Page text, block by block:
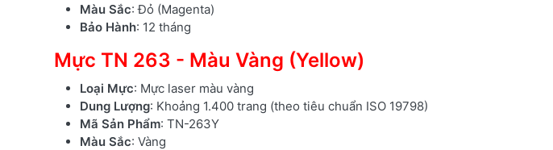
Màu Sắc: Đỏ (Magenta)
Bảo Hành: 12 tháng
Mực TN 263 - Màu Vàng (Yellow)
Loại Mực: Mực laser màu vàng
Dung Lượng: Khoảng 1.400 trang (theo tiêu chuẩn ISO 19798)
Mã Sản Phẩm: TN-263Y
Màu Sắc: Vàng